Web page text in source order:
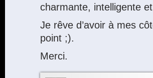
charmante, intelligente
Je rêve d’avoir à mes
point ;).
Merci.